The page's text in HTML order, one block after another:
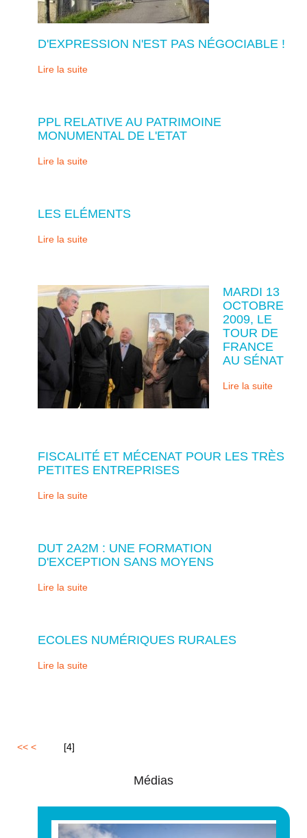
D'EXPRESSION N'EST PAS NÉGOCIABLE !
Lire la suite
PPL RELATIVE AU PATRIMOINE
MONUMENTAL DE L'ETAT
Lire la suite
LES ELÉMENTS
Lire la suite
MARDI 13
OCTOBRE
2009, LE
TOUR DE
FRANCE
AU SÉNAT
Lire la suite
FISCALITÉ ET MÉCENAT POUR LES TRÈS
PETITES ENTREPRISES
Lire la suite
DUT 2A2M : UNE FORMATION
D'EXCEPTION SANS MOYENS
Lire la suite
ECOLES NUMÉRIQUES RURALES
Lire la suite
<< < [4]
Médias